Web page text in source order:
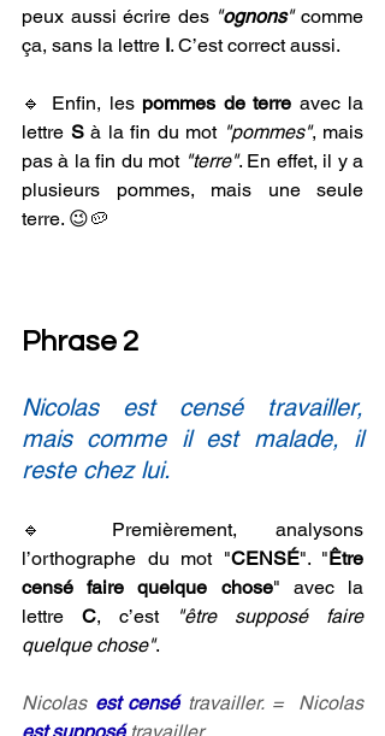
peux aussi écrire des "ognons" comme
ça, sans la lettre I. C’est correct aussi.
🔹 Enfin, les pommes de terre avec la
lettre S à la fin du mot "pommes", mais
pas à la fin du mot "terre". En effet, il y a
plusieurs pommes, mais une seule
terre. 😉🥔
Phrase 2
Nicolas est censé travailler,
mais comme il est malade, il
reste chez lui.
🔹 Premièrement, analysons
l’orthographe du mot "CENSÉ". "Être
censé faire quelque chose" avec la
lettre C, c’est "être supposé faire
quelque chose".
Nicolas est censé
travailler. =  Nicolas